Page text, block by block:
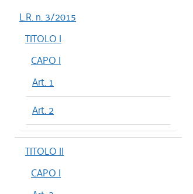
L.R. n. 3/2015
TITOLO I
CAPO I
Art. 1
Art. 2
TITOLO II
CAPO I